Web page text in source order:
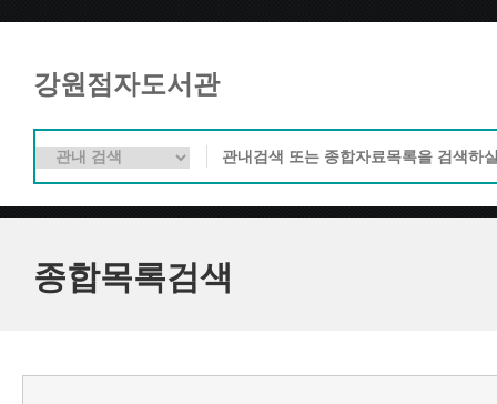
강원점자도서관
종합목록검색